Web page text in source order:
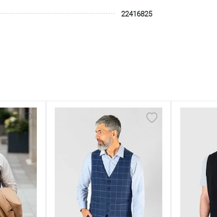
22416825